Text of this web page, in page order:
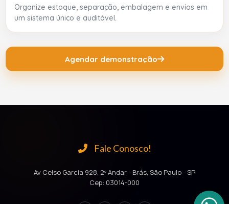
Organize estoque, separação, embalagem e envios em
um sistema único e auditável.
Agendar demonstração
Fale Conosco!
Av Celso Garcia 928, 2º Andar - Brás, São Paulo - SP
Cep: 03014-000